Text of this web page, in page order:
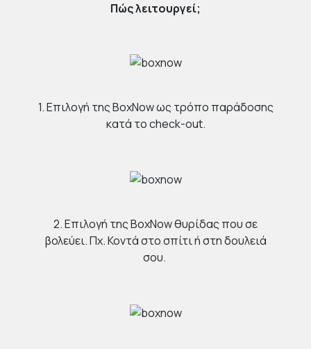
Πώς λειτουργεί;
1. Επιλογή της BoxNow ως τρόπο παράδοσης
κατά το check-out.
2. Επιλογή της BoxNow θυρίδας που σε
βολεύει. Πχ. Κοντά στο σπίτι ή στη δουλειά
σου.